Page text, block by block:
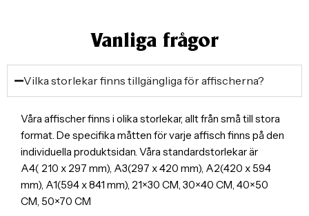
Vanliga frågor
Vilka storlekar finns tillgängliga för affischerna?
Våra affischer finns i olika storlekar, allt från små till stora
format. De specifika måtten för varje affisch finns på den
individuella produktsidan. Våra standardstorlekar är
A4( 210 x 297 mm), A3(297 x 420 mm), A2(420 x 594
mm), A1(594 x 841 mm), 21×30 CM, 30×40 CM, 40×50
CM, 50×70 CM